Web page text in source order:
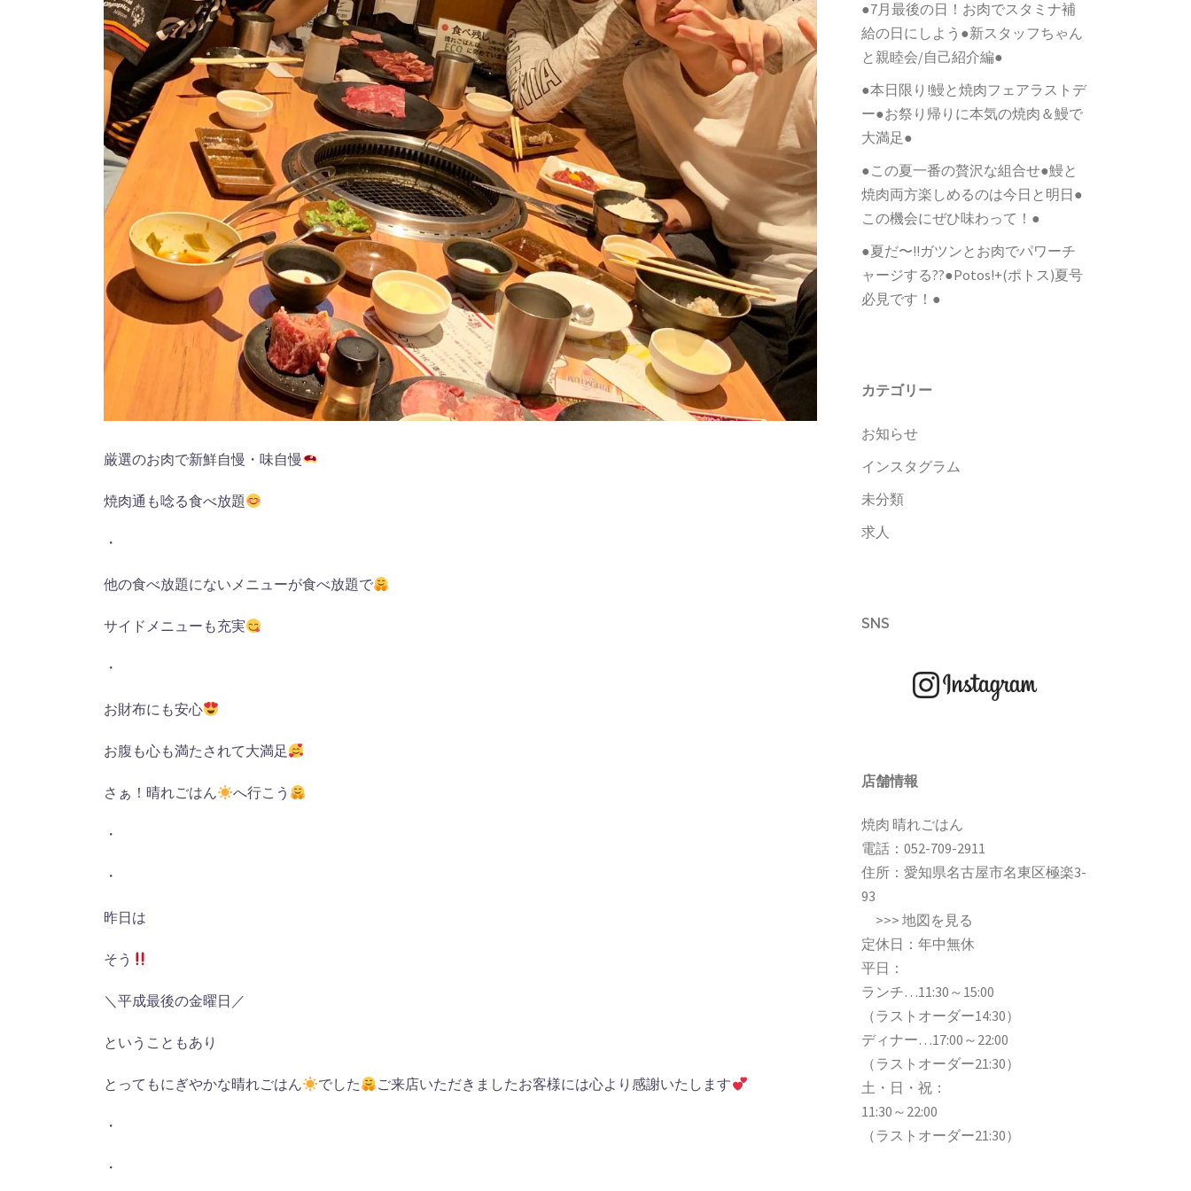
厳選のお肉で新鮮自慢・味自慢
焼肉通も唸る食べ放題
・
他の食べ放題にないメニューが食べ放題で
サイドメニューも充実
・
お財布にも安心
お腹も心も満たされて大満足
さぁ！晴れごはん へ行こう
・
・
昨日は
そう
＼平成最後の金曜日／
ということもあり
とってもにぎやかな晴れごはん でした ご来店いただきましたお客様には心より感謝いたします
・
・
●7月最後の日！お肉でスタミナ補
給の日にしよう●新スタッフちゃん
と親睦会/自己紹介編●
●本日限り!鰻と焼肉フェアラストデ
ー●お祭り帰りに本気の焼肉＆鰻で
大満足●
●この夏一番の贅沢な組合せ●鰻と
焼肉両方楽しめるのは今日と明日●
この機会にぜひ味わって！●
●夏だ〜!!ガツンとお肉でパワーチ
ャージする??●Potos!+(ポトス)夏号
必見です！●
カテゴリー
お知らせ
インスタグラム
未分類
求人
SNS
店舗情報
焼肉 晴れごはん
電話： 052-709-2911
住所：愛知県名古屋市名東区極楽3-
93
>>> 地図を見る
定休日：年中無休
平日：
ランチ…11:30～15:00
（ラストオーダー14:30）
ディナー…17:00～22:00
（ラストオーダー21:30）
土・日・祝：
11:30～22:00
（ラストオーダー21:30）